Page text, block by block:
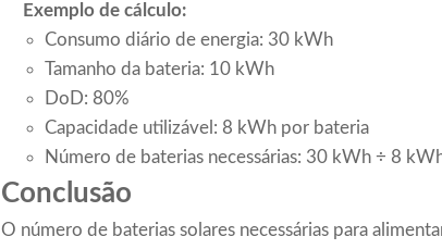
Exemplo de cálculo:
Consumo diário de energia: 30 kWh
Tamanho da bateria: 10 kWh
DoD: 80%
Capacidade utilizável: 8 kWh por bateria
Número de baterias necessárias: 30 kWh ÷ 8
Conclusão
O número de baterias solares necessárias para